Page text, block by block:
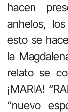
hacen
anhelos,
esto se
la
relato se
¡MARIA!
“nuevo